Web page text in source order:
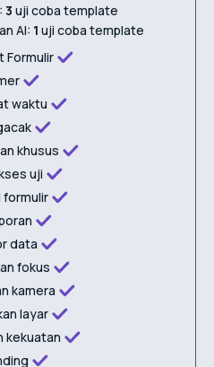
3 uji coba template
AI: 1uji coba template
Formulir
waktu
khusus
uji
formulir
data
fokus
kamera
layar
kekuatan